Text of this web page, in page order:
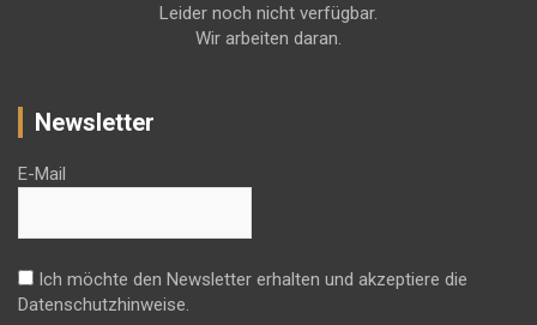
Leider noch nicht verfügbar.
Wir arbeiten daran.
Newsletter
E-Mail
Ich möchte den Newsletter erhalten und akzeptiere die
Datenschutzhinweise.